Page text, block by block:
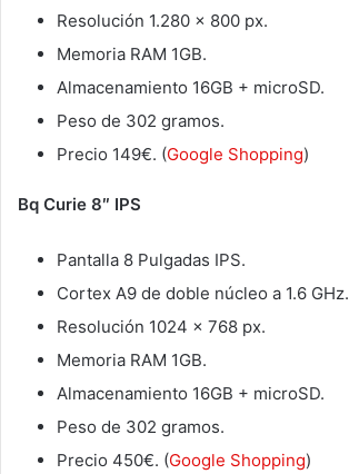
Resolución 1.280 x 800 px.
Memoria RAM 1GB.
Almacenamiento 16GB + microSD.
Peso de 302 gramos.
Precio 149€. (Google Shopping)
Bq Curie 8″ IPS
Pantalla 8 Pulgadas IPS.
Cortex A9 de doble núcleo a 1.6 GHz.
Resolución 1024 x 768 px.
Memoria RAM 1GB.
Almacenamiento 16GB + microSD.
Peso de 302 gramos.
Precio 450€. (Google Shopping)